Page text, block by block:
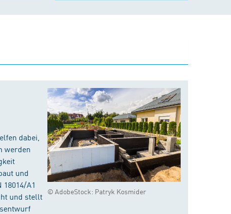
© AdobeStock: Patryk Kosmider
dabei,
werden
und
A1
und stellt